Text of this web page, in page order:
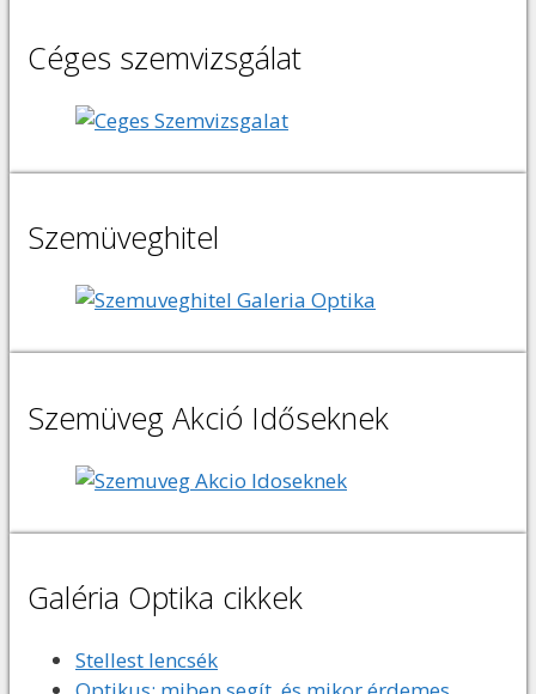
Céges szemvizsgálat
Szemüveghitel
Szemüveg Akció Időseknek
Galéria Optika cikkek
Stellest lencsék